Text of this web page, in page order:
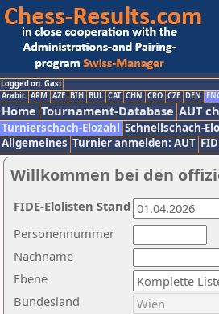
Logged on: Gast
Arabic ARM AZE BIH BUL CAT CHN CRO CZE DEN
Home Tournament-Database AUT
Turnierschach-Elozahl Schnellschach-
Allgemeines Turnier anmelden: AUT
Willkommen bei den
Nachname
Ebene
Personennummer
Bundesland
FIDE-Elolisten Stand